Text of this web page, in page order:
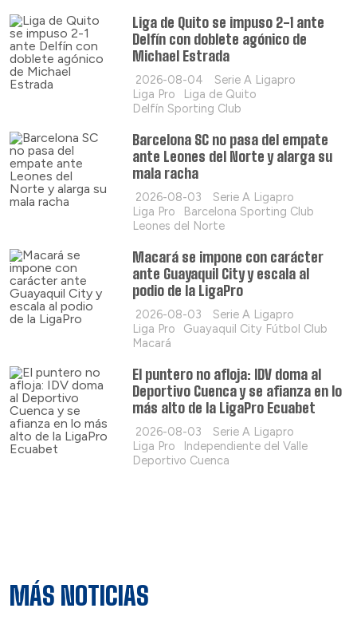
Liga de Quito se impuso 2-1 ante
Delfín con doblete agónico de
Michael Estrada
2026-08-04
Serie A Ligapro
Liga Pro
Liga de Quito
Delfín Sporting Club
Barcelona SC no pasa del empate
ante Leones del Norte y alarga su
mala racha
2026-08-03
Serie A Ligapro
Liga Pro
Barcelona Sporting Club
Leones del Norte
Macará se impone con carácter
ante Guayaquil City y escala al
podio de la LigaPro
2026-08-03
Serie A Ligapro
Liga Pro
Guayaquil City Fútbol Club
Macará
El puntero no afloja: IDV doma al
Deportivo Cuenca y se afianza en lo
más alto de la LigaPro Ecuabet
2026-08-03
Serie A Ligapro
Liga Pro
Independiente del Valle
Deportivo Cuenca
MÁS NOTICIAS